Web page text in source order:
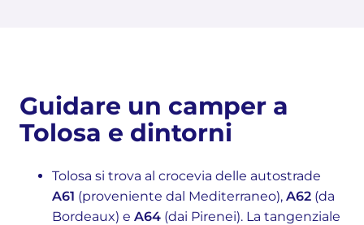
Guidare un camper a
Tolosa e dintorni
Tolosa si trova al crocevia delle autostrade
A61 (proveniente dal Mediterraneo), A62 (da
Bordeaux) e A64 (dai Pirenei). La tangenziale